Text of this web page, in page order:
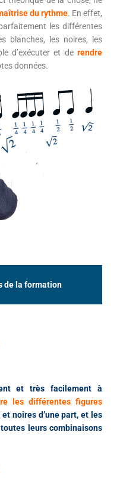
du rythme. En effet,
les différentes
blanches, les noires, les
d’exécuter et de rendre
données.
de la formation
et très facilement à
les différentes figures
noires d’une part, et les
leurs combinaisons